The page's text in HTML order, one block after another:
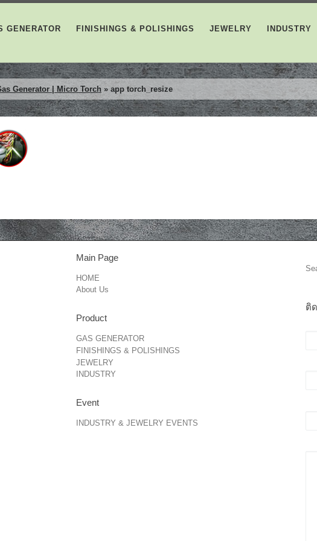
GENERATOR FINISHINGS & POLISHINGS JEWELRY INDUSTRY
Generator | Micro Torch » app torch_resize
Main Page
HOME
About Us
Product
GAS GENERATOR
FINISHINGS & POLISHINGS
JEWELRY
INDUSTRY
Event
INDUSTRY & JEWELRY EVENTS
ติ